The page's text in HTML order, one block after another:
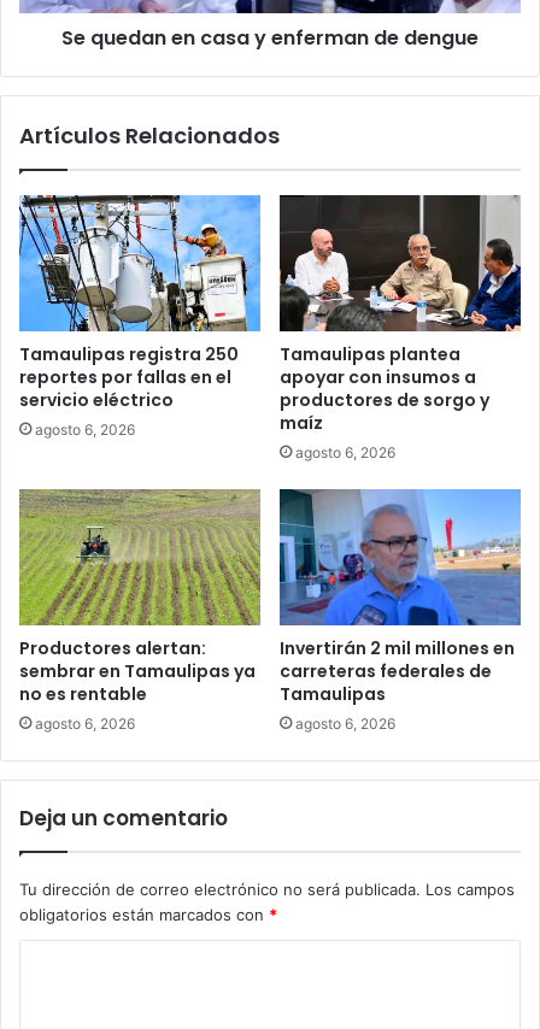
Se quedan en casa y enferman de dengue
Artículos Relacionados
Tamaulipas registra 250
reportes por fallas en el
servicio eléctrico
agosto 6, 2026
Tamaulipas plantea
apoyar con insumos a
productores de sorgo y
maíz
agosto 6, 2026
Productores alertan:
sembrar en Tamaulipas ya
no es rentable
agosto 6, 2026
Invertirán 2 mil millones en
carreteras federales de
Tamaulipas
agosto 6, 2026
Deja un comentario
Tu dirección de correo electrónico no será publicada. Los campos
obligatorios están marcados con *